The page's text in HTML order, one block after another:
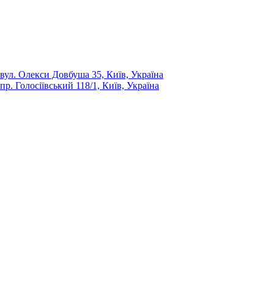
вул. Олекси Довбуша 35, Київ, Україна
пр. Голосіївський 118/1, Київ, Україна